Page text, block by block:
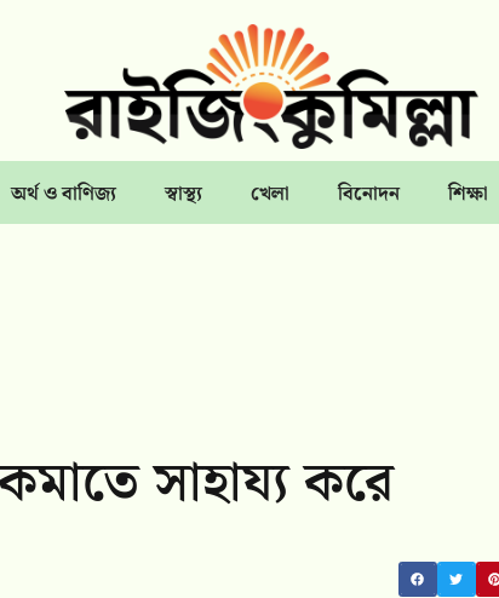
অর্থ ও বাণিজ্য স্বাস্থ্য খেলা বিনোদন শিক্ষা
সাহায্য করে